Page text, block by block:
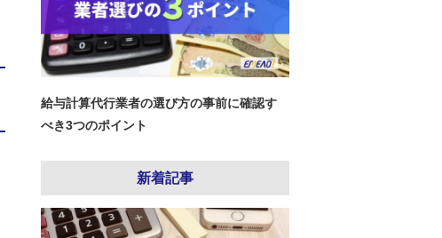
給与計算代行業者の選び方の事前に確認す
べき3つのポイント
新着記事